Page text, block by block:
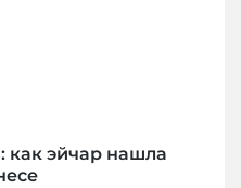
как эйчар нашла